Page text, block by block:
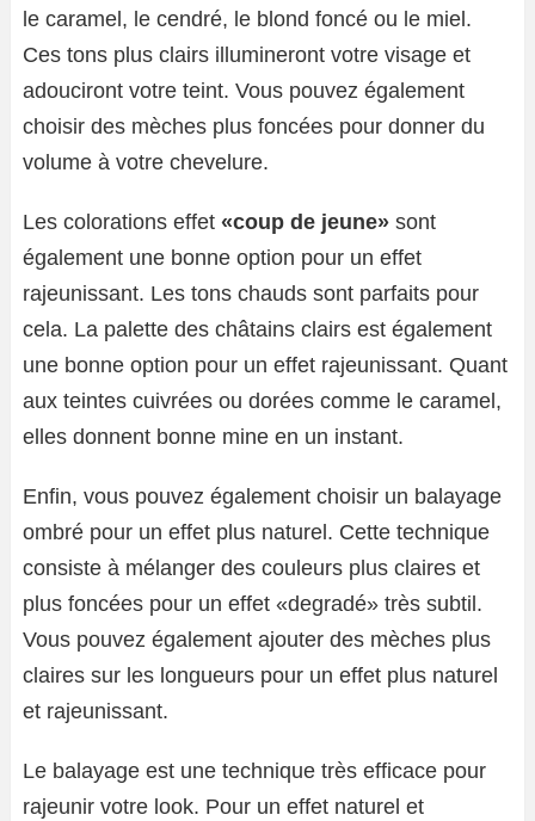
le caramel, le cendré, le blond foncé ou le miel.
Ces tons plus clairs illumineront votre visage et
adouciront votre teint. Vous pouvez également
choisir des mèches plus foncées pour donner du
volume à votre chevelure.
Les colorations effet «coup de jeune» sont
également une bonne option pour un effet
rajeunissant. Les tons chauds sont parfaits pour
cela. La palette des châtains clairs est également
une bonne option pour un effet rajeunissant. Quant
aux teintes cuivrées ou dorées comme le caramel,
elles donnent bonne mine en un instant.
Enfin, vous pouvez également choisir un balayage
ombré pour un effet plus naturel. Cette technique
consiste à mélanger des couleurs plus claires et
plus foncées pour un effet «degradé» très subtil.
Vous pouvez également ajouter des mèches plus
claires sur les longueurs pour un effet plus naturel
et rajeunissant.
Le balayage est une technique très efficace pour
rajeunir votre look. Pour un effet naturel et